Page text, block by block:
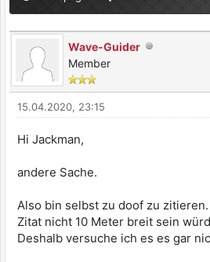
Wave-Guider
Member
15.04.2020, 23:15
Hi Jackman,
andere Sache.
Also bin selbst zu doof zu
Zitat nicht 10 Meter breit sein
Deshalb versuche ich es es gar